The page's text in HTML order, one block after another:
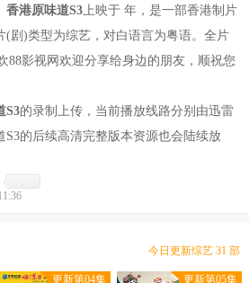
香港原味道S3 上映于 年，是一部香港制片
(剧)类型为综艺，对白语言为粤语。全片
88影视网欢迎分享给身边的朋友，顺祝您
S3的录制上传，当前播放线路分别由迅雷
S3的后续高清完整版本资源也会陆续放
今日更新综艺 31 部
更新第04集 更新第05集